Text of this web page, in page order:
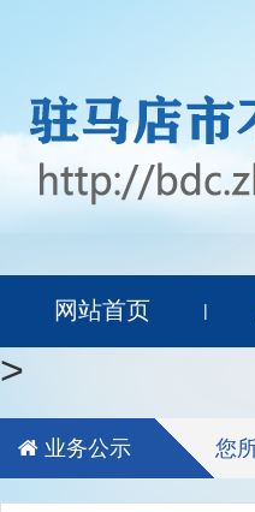
网站首页 |
>
业务公示 您